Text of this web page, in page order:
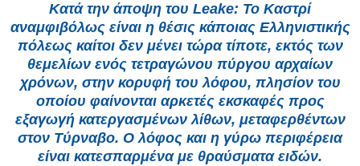
Κατά την άποψη του Leake: Το Καστρί
αναμφιβόλως είναι η θέσις κάποιας Ελληνιστικής
πόλεως καίτοι δεν μένει τώρα τίποτε, εκτός των
θεμελίων ενός τετραγώνου πύργου αρχαίων
χρόνων, στην κορυφή του λόφου, πλησίον του
οποίου φαίνονται αρκετές εκσκαφές προς
εξαγωγή κατεργασμένων λίθων, μεταφερθέντων
στον Τύρναβο. Ο λόφος και η γύρω περιφέρεια
είναι κατεσπαρμένα με θραύσματα ειδών.